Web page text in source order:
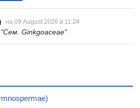
на 09 August 2026 в 11:24
"Сем. Ginkgoaceae"